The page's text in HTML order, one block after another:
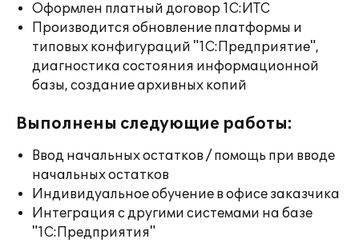
Оформлен платный договор 1С:ИТС
Производится обновление платформы и
типовых конфигураций "1С:Предприятие",
диагностика состояния информационной
базы, создание архивных копий
Выполнены следующие работы:
Ввод начальных остатков / помощь при вводе
начальных остатков
Индивидуальное обучение в офисе заказчика
Интеграция с другими системами на базе
"1С:Предприятия"